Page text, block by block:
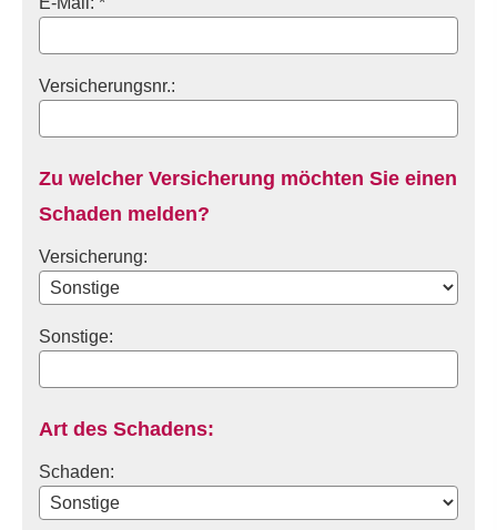
Versicherungsnr.:
Zu welcher Versicherung möchten Sie einen
Schaden melden?
Versicherung:
Sonstige:
Art des Schadens:
Schaden: